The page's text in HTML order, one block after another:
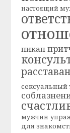
настоящий
пикап
мужчин
для